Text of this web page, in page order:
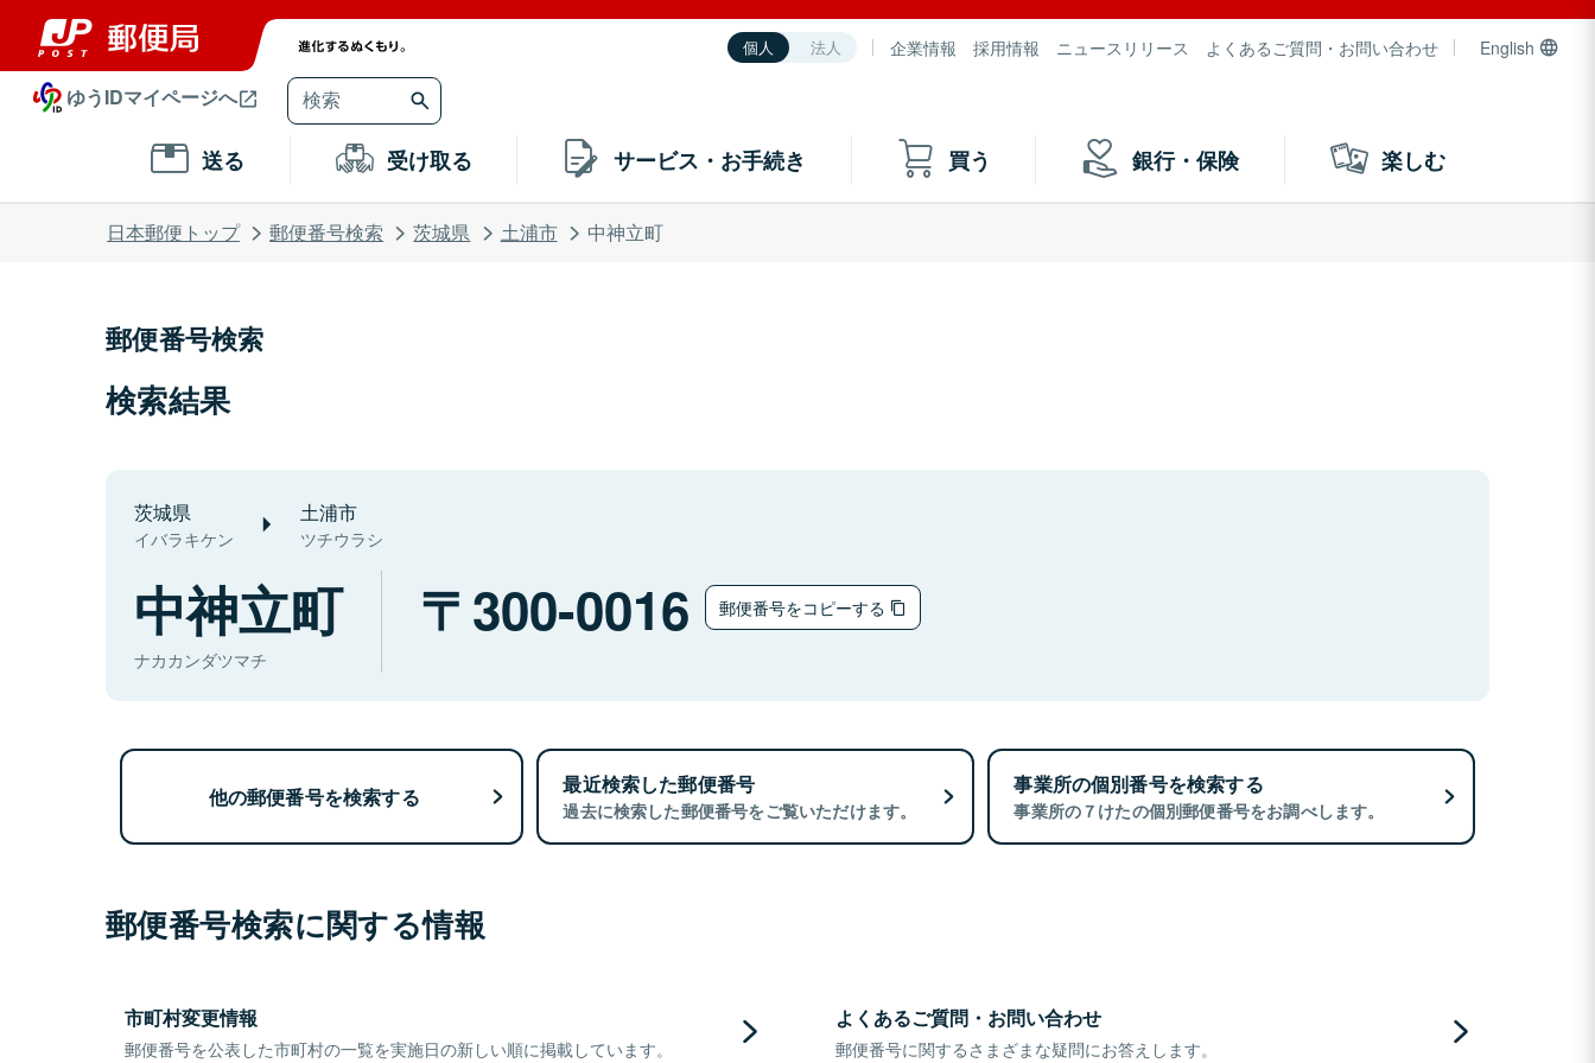
個人 法人 企業情報 採用情報 ニュースリリース よくあるご質問・お問い合わせ English
ゆうIDマイページへ
送る 受け取る サービス・お手続き 買う 銀行・保険 楽しむ
日本郵便トップ 郵便番号検索 茨城県 土浦市 中神立町
郵便番号検索
検索結果
茨城県
イバラキケン
土浦市
ツチウラシ
中神立町
ナカカンダツマチ
300-0016 郵便番号をコピーする
他の郵便番号を検索する 最近検索した郵便番号
過去に検索した郵便番号をご覧いただけます。
事業所の個別番号を検索する
事業所の７けたの個別郵便番号をお調べします。
郵便番号検索に関する情報
市町村変更情報
郵便番号を公表した市町村の一覧を実施日の新しい順に掲載しています。
よくあるご質問・お問い合わせ
郵便番号に関するさまざまな疑問にお答えします。